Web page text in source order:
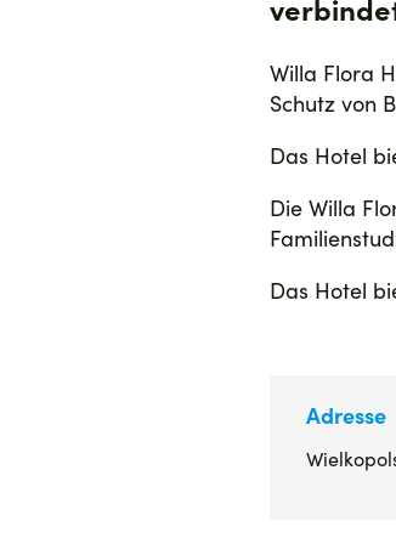
Willa Flora
Schutz von
Das Hotel
Die Willa
Das Hotel
Adresse